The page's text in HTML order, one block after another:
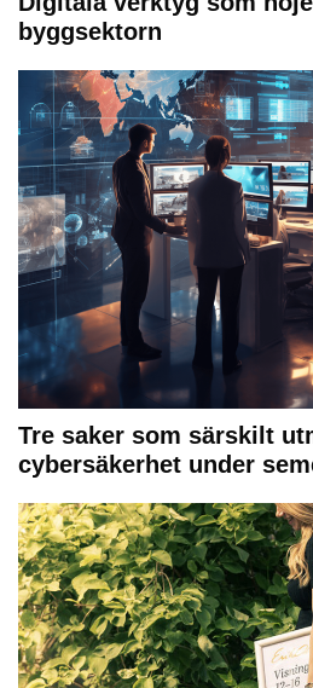
byggsektorn
Tre saker som särskilt
cybersäkerhet under